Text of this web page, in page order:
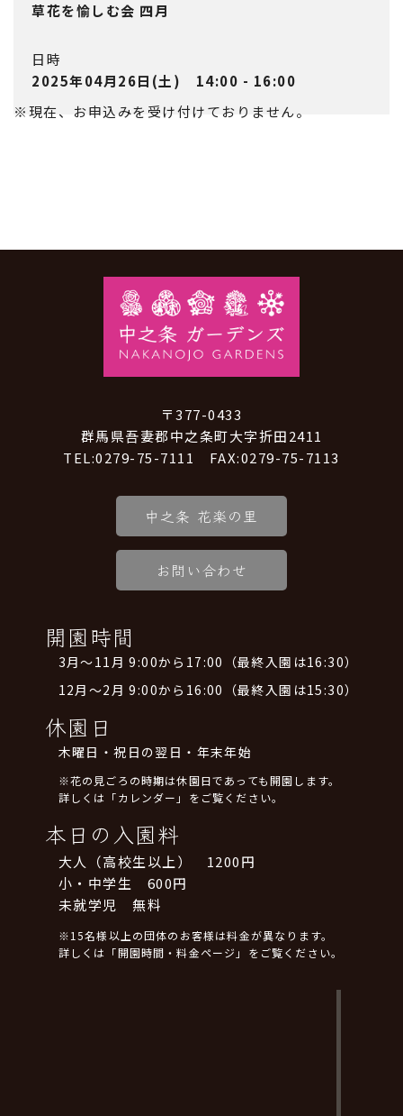
草花を愉しむ会 四月
日時
2025年04月26日(土) 14:00 - 16:00
※現在、お申込みを受け付けておりません。
〒377-0433
群馬県吾妻郡中之条町大字折田2411
TEL:0279-75-7111 FAX:0279-75-7113
中之条 花楽の里
お問い合わせ
開園時間
3月～11月 9:00から17:00（最終入園は16:30）
12月～2月 9:00から16:00（最終入園は15:30）
休園日
木曜日・祝日の翌日・年末年始
※花の見ごろの時期は休園日であっても開園します。
詳しくは「カレンダー」をご覧ください。
本日の入園料
大人（高校生以上） 1200円
小・中学生 600円
未就学児 無料
※15名様以上の団体のお客様は料金が異なります。
詳しくは「開園時間・料金ページ」をご覧ください。